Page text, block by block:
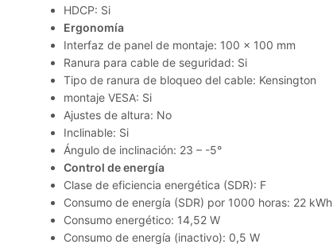
HDCP: Si
Ergonomía
Interfaz de panel de montaje: 100 x 100 mm
Ranura para cable de seguridad: Si
Tipo de ranura de bloqueo del cable: Kensington
montaje VESA: Si
Ajustes de altura: No
Inclinable: Si
Ángulo de inclinación: 23 – -5°
Control de energía
Clase de eficiencia energética (SDR): F
Consumo de energía (SDR) por 1000 horas: 22 kWh
Consumo energético: 14,52 W
Consumo de energía (inactivo): 0,5 W